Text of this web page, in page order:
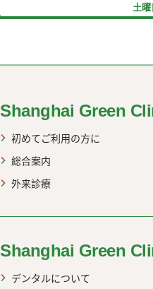
土曜
Shanghai Green
初めてご利用の方に
総合案内
外来診療
Shanghai Green
デンタルについて